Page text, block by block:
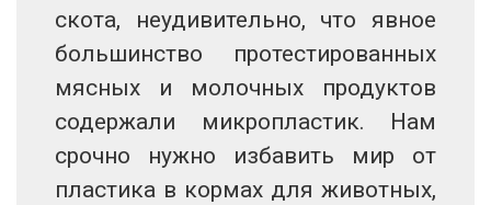
скота, неудивительно, что явное
большинство протестированных
мясных и молочных продуктов
содержали микропластик. Нам
срочно нужно избавить мир от
пластика в кормах для животных,